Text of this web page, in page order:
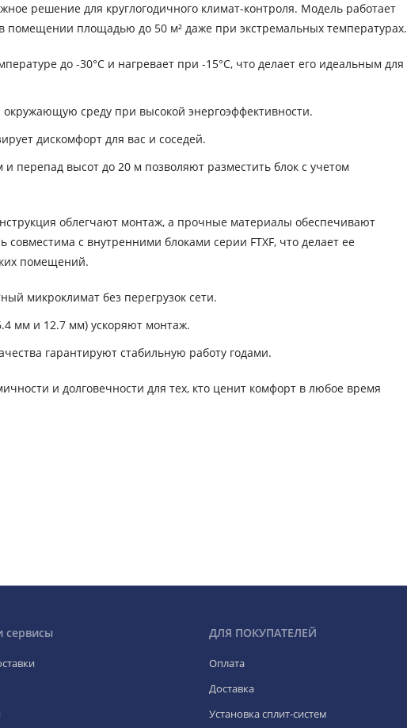
решение для круглогодичного климат-контроля. Модель работает
помещении площадью до 50 м² даже при экстремальных температурах.
до -30°C и нагревает при -15°C, что делает его идеальным для
среду при высокой энергоэффективности.
дискомфорт для вас и соседей.
перепад высот до 20 м позволяют разместить блок с учетом
облегчают монтаж, а прочные материалы обеспечивают
с внутренними блоками серии FTXF, что делает ее
помещений.
микроклимат без перегрузок сети.
мм и 12.7 мм) ускоряют монтаж.
гарантируют стабильную работу годами.
и долговечности для тех, кто ценит комфорт в любое время
сервисы ДЛЯ ПОКУПАТЕЛЕЙ
Оплата
Доставка
Установка сплит-систем